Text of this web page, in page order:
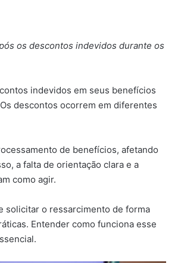
os descontos indevidos durante os
indevidos em seus benefícios
descontos ocorrem em diferentes
de benefícios, afetando
a falta de orientação clara e a
como agir.
solicitar o ressarcimento de forma
Entender como funciona esse